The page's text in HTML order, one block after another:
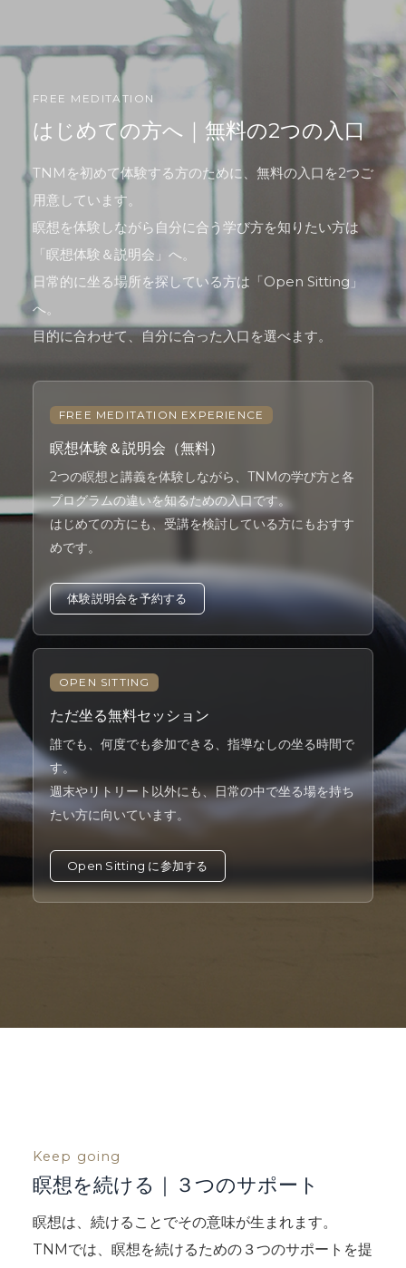
FREE MEDITATION
はじめての方へ｜無料の2つの入口
TNMを初めて体験する方のために、無料の入口を2つご
用意しています。
瞑想を体験しながら自分に合う学び方を知りたい方は
「瞑想体験＆説明会」へ。
日常的に坐る場所を探している方は「Open Sitting」
へ。
目的に合わせて、自分に合った入口を選べます。
FREE MEDITATION EXPERIENCE
瞑想体験＆説明会（無料）
2つの瞑想と講義を体験しながら、TNMの学び方と各
プログラムの違いを知るための入口です。
はじめての方にも、受講を検討している方にもおすす
めです。
体験説明会を予約する
OPEN SITTING
ただ坐る無料セッション
誰でも、何度でも参加できる、指導なしの坐る時間で
す。
週末やリトリート以外にも、日常の中で坐る場を持ち
たい方に向いています。
Open Sitting に参加する
Keep going
瞑想を続ける｜３つのサポート
瞑想は、続けることでその意味が生まれます。
TNMでは、瞑想を続けるための３つのサポートを提